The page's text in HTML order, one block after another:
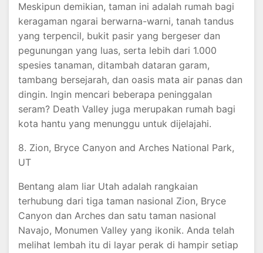
Meskipun demikian, taman ini adalah rumah bagi
keragaman ngarai berwarna-warni, tanah tandus
yang terpencil, bukit pasir yang bergeser dan
pegunungan yang luas, serta lebih dari 1.000
spesies tanaman, ditambah dataran garam,
tambang bersejarah, dan oasis mata air panas dan
dingin. Ingin mencari beberapa peninggalan
seram? Death Valley juga merupakan rumah bagi
kota hantu yang menunggu untuk dijelajahi.
8. Zion, Bryce Canyon and Arches National Park,
UT
Bentang alam liar Utah adalah rangkaian
terhubung dari tiga taman nasional Zion, Bryce
Canyon dan Arches dan satu taman nasional
Navajo, Monumen Valley yang ikonik. Anda telah
melihat lembah itu di layar perak di hampir setiap